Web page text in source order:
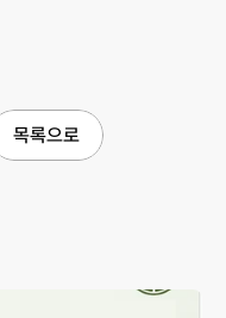
목록으로